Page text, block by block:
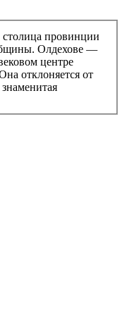
провинции
Олдехове —
центре
отклоняется от